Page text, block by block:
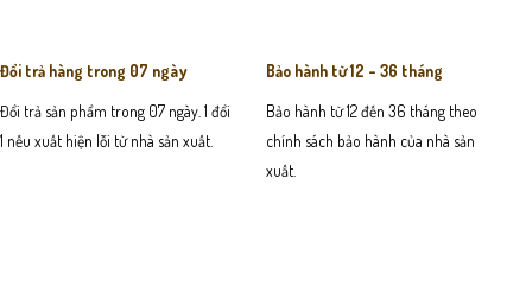
Đổi trả hàng trong 07 ngày
Đổi trả sản phẩm trong 07 ngày. 1 đổi
1 nếu xuất hiện lỗi từ nhà sản xuất.
Bảo hành từ 12 - 36 tháng
Bảo hành từ 12 đến 36 tháng theo
chính sách bảo hành của nhà sản
xuất.